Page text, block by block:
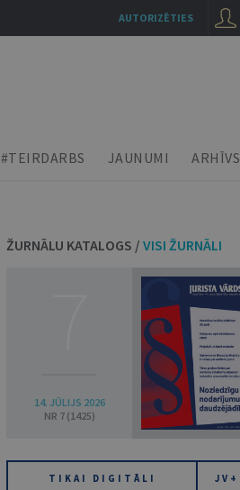
#TEIRDARBS JAUNUMI ARHĪVS
ŽURNĀLU KATALOGS / VISI ŽURNĀLI
14. JŪLIJS 2026
NR 7 (1425)
TIKAI DIGITĀLI JV+
AUTORIZĒTIES